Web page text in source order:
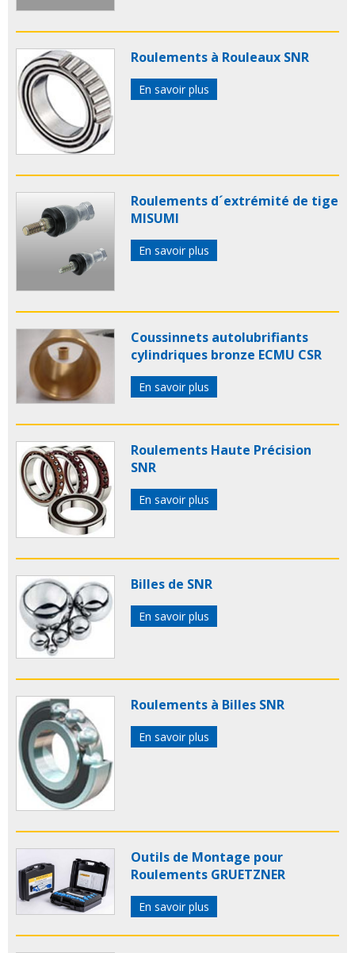
Roulements à Rouleaux SNR
En savoir plus
Roulements d´extrémité de tige
MISUMI
En savoir plus
Coussinnets autolubrifiants
cylindriques bronze ECMU CSR
En savoir plus
Roulements Haute Précision
SNR
En savoir plus
Billes de SNR
En savoir plus
Roulements à Billes SNR
En savoir plus
Outils de Montage pour
Roulements GRUETZNER
En savoir plus